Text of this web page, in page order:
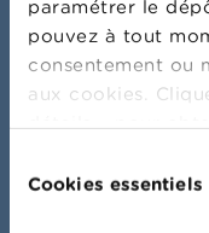
paramétrer le
pouvez à tout
consentement ou
aux cookies.
consultable dans
duCookies essentiels
Plus d'actualités